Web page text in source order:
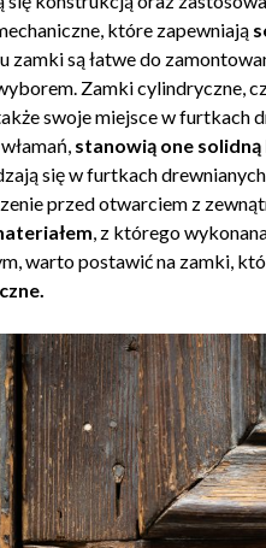
które zapewniają
zamki są łatwe do
Zamki cylindryczne,
swoje miejsce w furtkach
stanowią one
się w furtkach
przed otwarciem z
, z którego
warto postawić na zamki,